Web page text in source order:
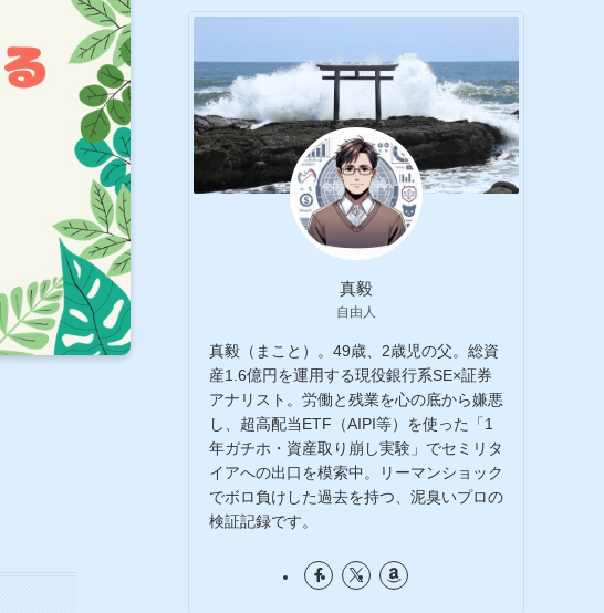
真毅
自由人
真毅（まこと）。49歳、2歳児の父。総資
産1.6億円を運用する現役銀行系SE×証券
アナリスト。労働と残業を心の底から嫌悪
し、超高配当ETF（AIPI等）を使った「1
年ガチホ・資産取り崩し実験」でセミリタ
イアへの出口を模索中。リーマンショック
でボロ負けした過去を持つ、泥臭いプロの
検証記録です。